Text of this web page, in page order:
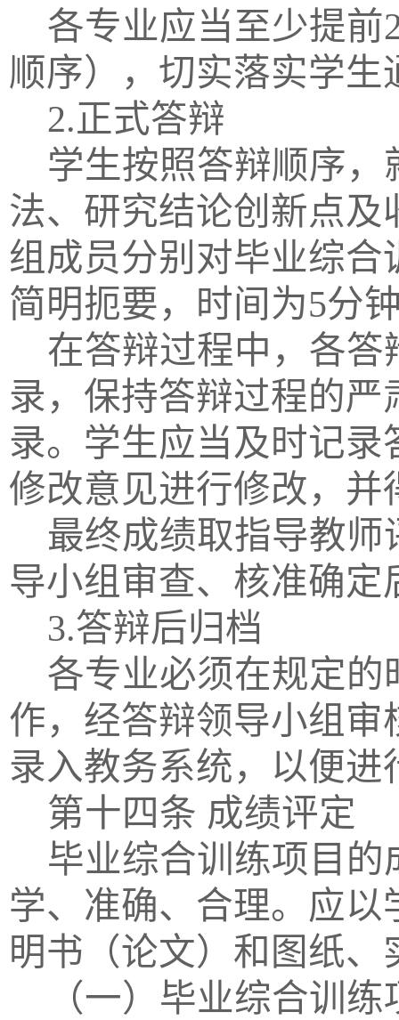
各专业应当至少提前
顺序），切实落实学生
2.正式答辩
学生按照答辩顺序
法、研究结论创新点
组成员分别对毕业综
简明扼要，时间为5分
在答辩过程中，各
录，保持答辩过程的
录。学生应当及时记
修改意见进行修改，
最终成绩取指导教
导小组审查、核准确
3.答辩后归档
各专业必须在规定
作，经答辩领导小组
录入教务系统，以便
第十四条 成绩评定
毕业综合训练项目
学、准确、合理。 应以
明书（论文）和图纸
（一）毕业综合训练